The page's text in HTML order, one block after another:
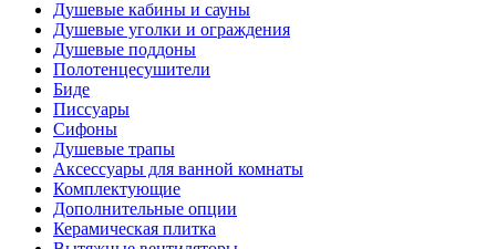
Душевые кабины и сауны
Душевые уголки и ограждения
Душевые поддоны
Полотенцесушители
Биде
Писсуары
Сифоны
Душевые трапы
Аксессуары для ванной комнаты
Комплектующие
Дополнительные опции
Керамическая плитка